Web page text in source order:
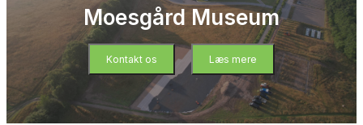
Moesgård Museum
Kontakt os Læs mere